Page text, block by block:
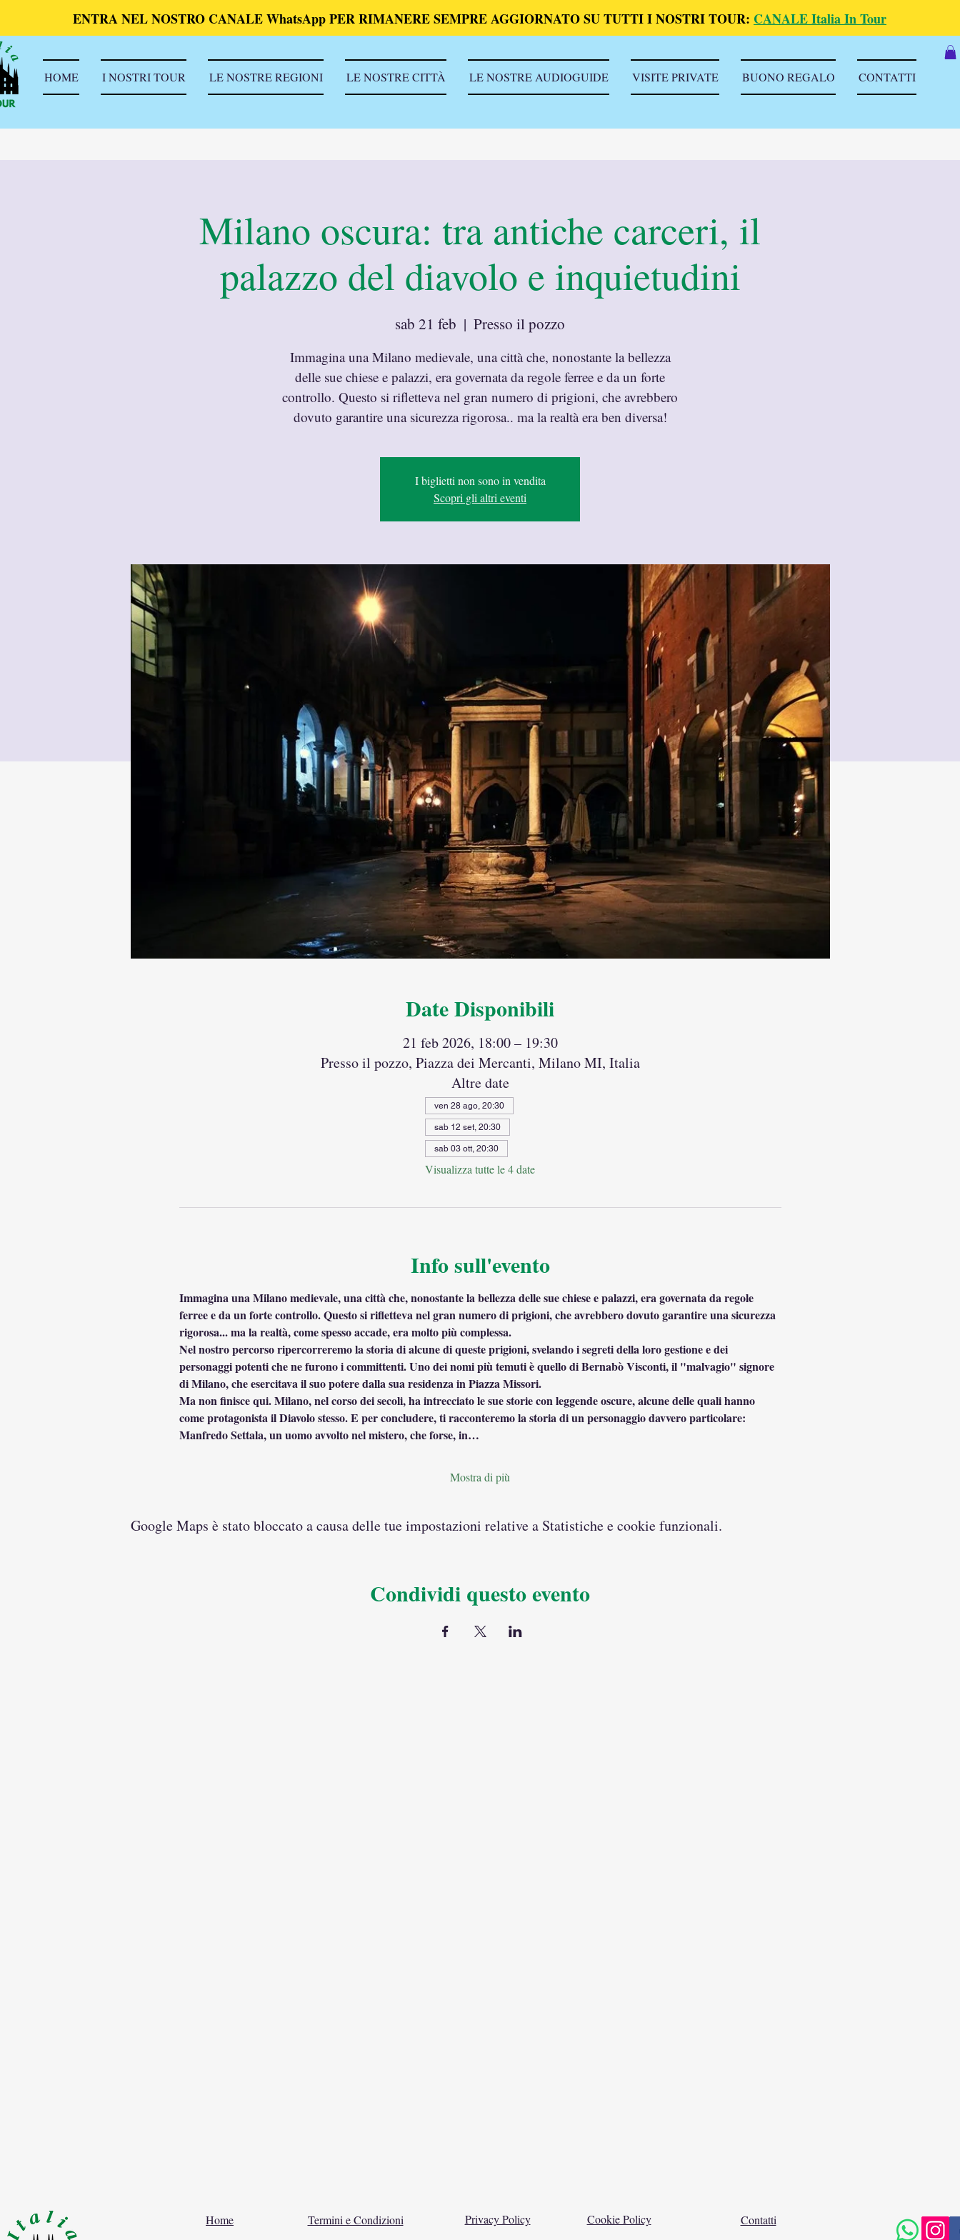
ENTRA NEL NOSTRO CANALE WhatsApp PER RIMANERE SEMPRE AGGIORNATO SU TUTTI I NOSTRI TOUR: CANALE Italia In Tour
HOME I NOSTRI TOUR LE NOSTRE REGIONI LE NOSTRE CITTÀ LE NOSTRE AUDIOGUIDE VISITE PRIVATE BUONO REGALO CONTATTI
Milano oscura: tra antiche carceri, il
palazzo del diavolo e inquietudini
sab 21 feb
  |
Presso il pozzo
Immagina una Milano medievale, una città che, nonostante la bellezza
delle sue chiese e palazzi, era governata da regole ferree e da un forte
controllo. Questo si rifletteva nel gran numero di prigioni, che avrebbero
dovuto garantire una sicurezza rigorosa.. ma la realtà era ben diversa!
I biglietti non sono in vendita
Scopri gli altri eventi
Date Disponibili
21 feb 2026, 18:00 – 19:30
Presso il pozzo, Piazza dei Mercanti, Milano MI, Italia
Altre date
ven 28 ago, 20:30
sab 12 set, 20:30
sab 03 ott, 20:30
Visualizza tutte le 4 date
Info sull'evento
Immagina una Milano medievale, una città che, nonostante la bellezza delle sue chiese e palazzi, era governata da regole
ferree e da un forte controllo. Questo si rifletteva nel gran numero di prigioni, che avrebbero dovuto garantire una sicurezza
rigorosa... ma la realtà, come spesso accade, era molto più complessa.
Nel nostro percorso ripercorreremo la storia di alcune di queste prigioni, svelando i segreti della loro gestione e dei
personaggi potenti che ne furono i committenti. Uno dei nomi più temuti è quello di Bernabò Visconti, il "malvagio" signore
di Milano, che esercitava il suo potere dalla sua residenza in Piazza Missori.
Ma non finisce qui. Milano, nel corso dei secoli, ha intrecciato le sue storie con leggende oscure, alcune delle quali hanno
come protagonista il Diavolo stesso. E per concludere, ti racconteremo la storia di un personaggio davvero particolare:
Manfredo Settala, un uomo avvolto nel mistero, che forse, in…
Mostra di più
Google Maps è stato bloccato a causa delle tue impostazioni relative a Statistiche e cookie funzionali.
Condividi questo evento
Home Termini e Condizioni Privacy Policy Cookie Policy Contatti